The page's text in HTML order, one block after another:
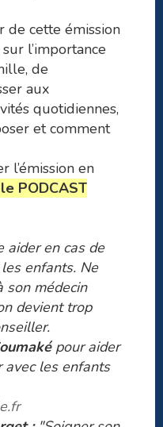
cette émission
l’importance
de
aux
quotidiennes,
et comment
l’émission en
PODCAST
aider en cas de
enfants. Ne
son médecin
devient trop
pour aider
avec les enfants